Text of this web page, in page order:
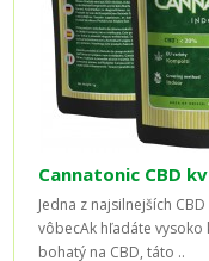
Cannatonic CBD
Jedna z najsilnejších
vôbecAk hľadáte vysoko
bohatý na CBD, táto ..